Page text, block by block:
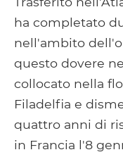
ha completato
nell'ambito
questo dovere
collocato nella
Filadelfia e
quattro anni di
in Francia l'8